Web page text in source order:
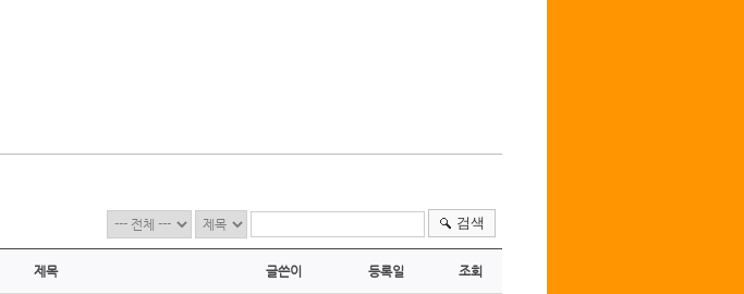
검색
제목 글쓴이 등록일 조회